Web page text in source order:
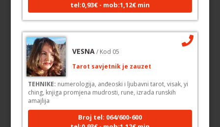
Tarot savjetnik je zauzet
TEHNIKE:numerologija, anđeoski i ljubavni tarot, visak, yi
ching, knjiga promjena mudrosti, rune, izrada runskih
amajlija
tel:0,93€ - mob:1,12€ min